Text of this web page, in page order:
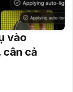
vào
cân cả